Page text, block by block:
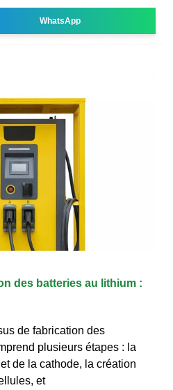
WhatsApp
des batteries au lithium :
de fabrication des
plusieurs étapes : la
de la cathode, la création
et